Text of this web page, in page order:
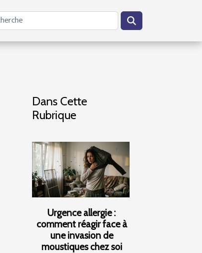
Dans Cette
Rubrique
Urgence allergie :
comment réagir face à
une invasion de
moustiques chez soi